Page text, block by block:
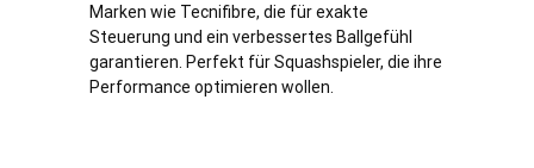
Marken wie Tecnifibre, die für exakte
Steuerung und ein verbessertes Ballgefühl
garantieren. Perfekt für Squashspieler, die ihre
Performance optimieren wollen.